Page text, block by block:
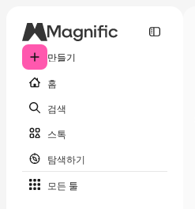
만들기
홈
검색
스톡
탐색하기
모든 툴